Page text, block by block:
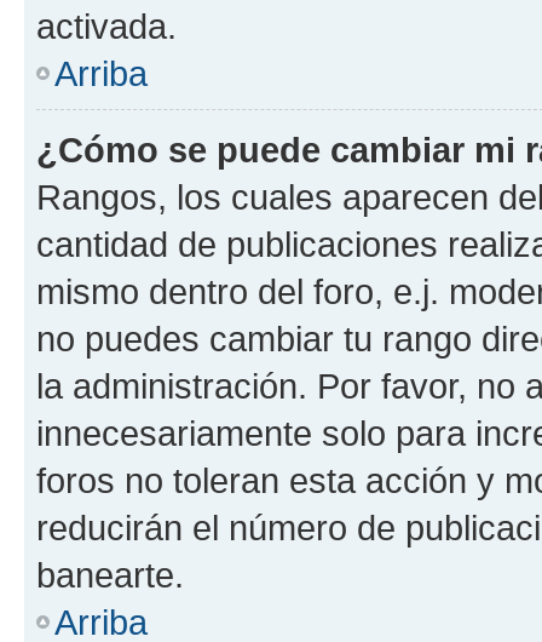
activada.
Arriba
¿Cómo se puede cambiar mi
Rangos, los cuales aparecen
cantidad de publicaciones
mismo dentro del foro, e.j.
no puedes cambiar tu rango
la administración. Por favor, no
innecesariamente solo para
foros no toleran esta acción y
reducirán el número de
banearte.
Arriba